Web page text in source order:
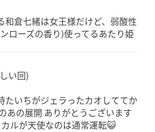
和倉七緒は女王様だけど、弱酸性
ローズの香り)使ってるあたり姫
い回)
たいちがジェラったカオしててか
あの展開 ありがとうございます
ルが天使なのは通常運転😺